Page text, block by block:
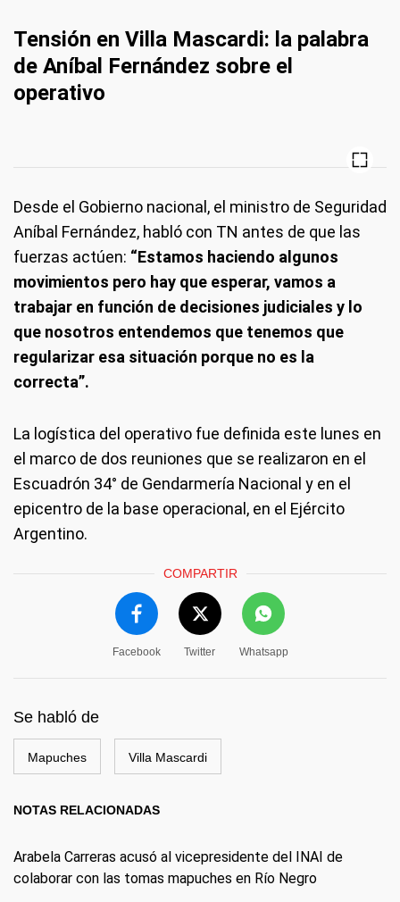
Tensión en Villa Mascardi: la palabra
de Aníbal Fernández sobre el
operativo
Desde el Gobierno nacional, el ministro de Seguridad
Aníbal Fernández, habló con TN antes de que las
fuerzas actúen: “Estamos haciendo algunos
movimientos pero hay que esperar, vamos a
trabajar en función de decisiones judiciales y lo
que nosotros entendemos que tenemos que
regularizar esa situación porque no es la
correcta”.
La logística del operativo fue definida este lunes en
el marco de dos reuniones que se realizaron en el
Escuadrón 34° de Gendarmería Nacional y en el
epicentro de la base operacional, en el Ejército
Argentino.
COMPARTIR
Facebook Twitter Whatsapp
Se habló de
Mapuches Villa Mascardi
NOTAS RELACIONADAS
Arabela Carreras acusó al vicepresidente del INAI de
colaborar con las tomas mapuches en Río Negro